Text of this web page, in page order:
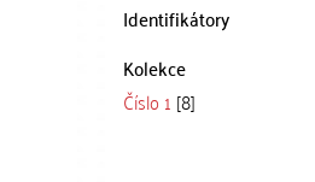
Identifikátory
Kolekce
Číslo 1 [8]